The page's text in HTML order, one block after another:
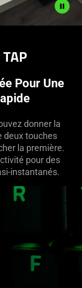
Pour Une
donner la
deux touches
la première.
pour des
instantanés.